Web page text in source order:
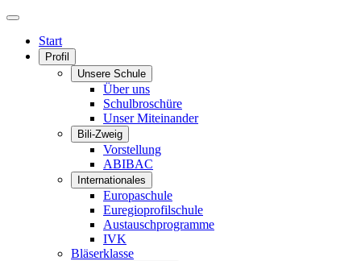
Start
Profil
Unsere Schule
Über uns
Schulbroschüre
Unser Miteinander
Bili-Zweig
Vorstellung
ABIBAC
Internationales
Europaschule
Euregioprofilschule
Austauschprogramme
IVK
Bläserklasse